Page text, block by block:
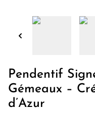
Pendentif
Gémeaux –
d’Azur